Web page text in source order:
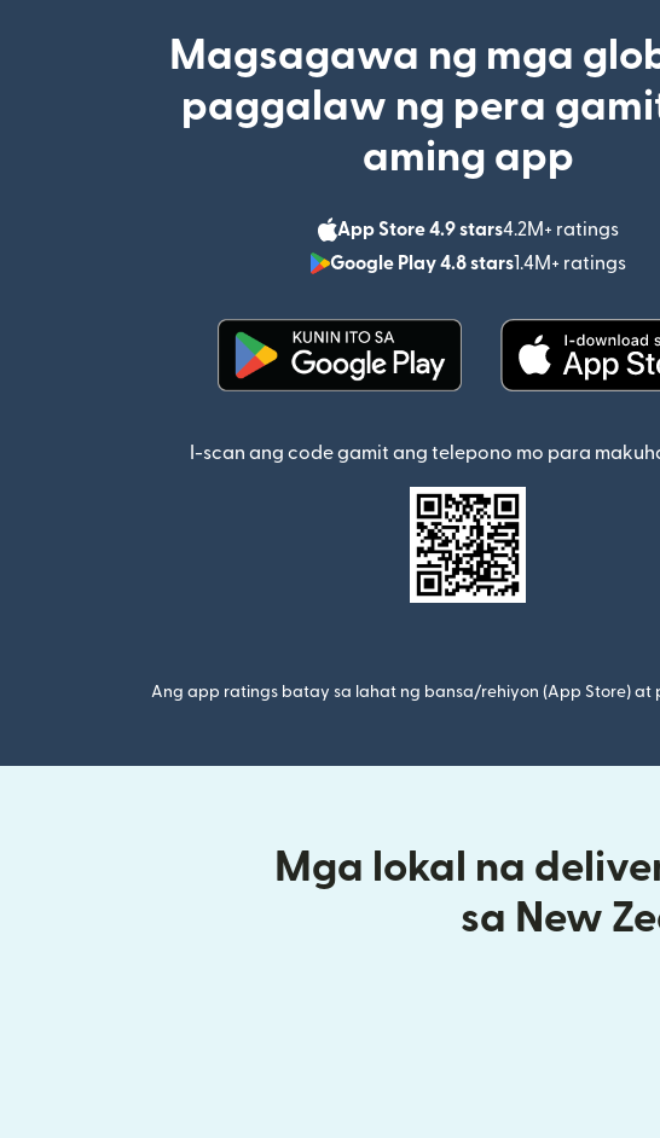
Magsagawa ng mga
paggalaw ng pera
aming app
App Store 4.9 stars4.2M+ ratings
Google Play 4.8 stars1.4M+ ratings
I-scan ang code gamit ang telepono mo para
Ang app ratings batay sa lahat ng bansa/rehiyon (App Store)
Mga lokal na
sa New